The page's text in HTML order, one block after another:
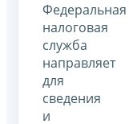
Федеральная
налоговая
служба
направляет
для
сведения
и